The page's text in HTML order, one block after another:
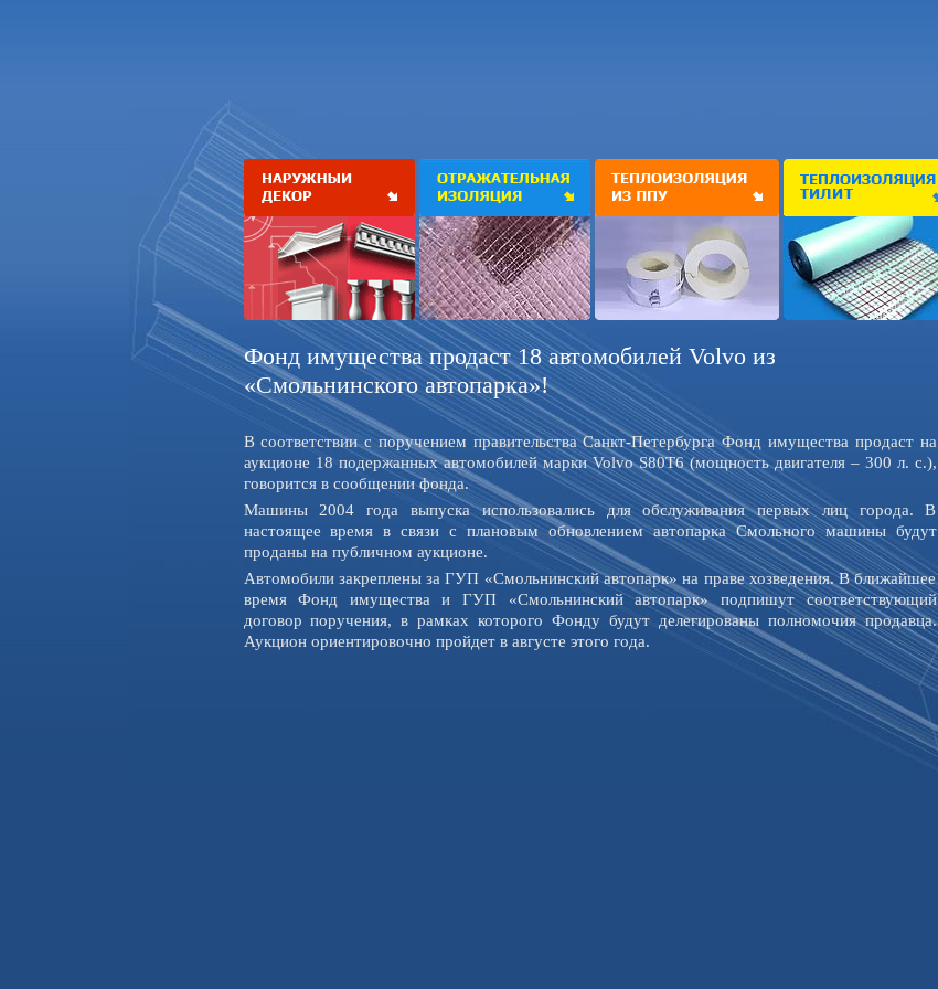
Фонд имущества продаст 18 автомобилей Volvo из
«Смольнинского автопарка»!
В соответствии с поручением правительства Санкт-Петербурга Фонд имущества продаст на
аукционе 18 подержанных автомобилей марки Volvo S80Т6 (мощность двигателя – 300 л. с.),
говорится в сообщении фонда.
Машины 2004 года выпуска использовались для обслуживания первых лиц города. В
настоящее время в связи с плановым обновлением автопарка Смольного машины будут
проданы на публичном аукционе.
Автомобили закреплены за ГУП «Смольнинский автопарк» на праве хозведения. В ближайшее
время Фонд имущества и ГУП «Смольнинский автопарк» подпишут соответствующий
договор поручения, в рамках которого Фонду будут делегированы полномочия продавца.
Аукцион ориентировочно пройдет в августе этого года.